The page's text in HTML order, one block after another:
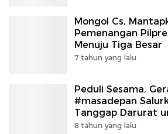
Mongol Cs,
Pemenangan
Menuju Tiga Besar
7 tahun yang lalu
Peduli Sesama,
#masadepan
Tanggap Darurat
Bencana
8 tahun yang lalu